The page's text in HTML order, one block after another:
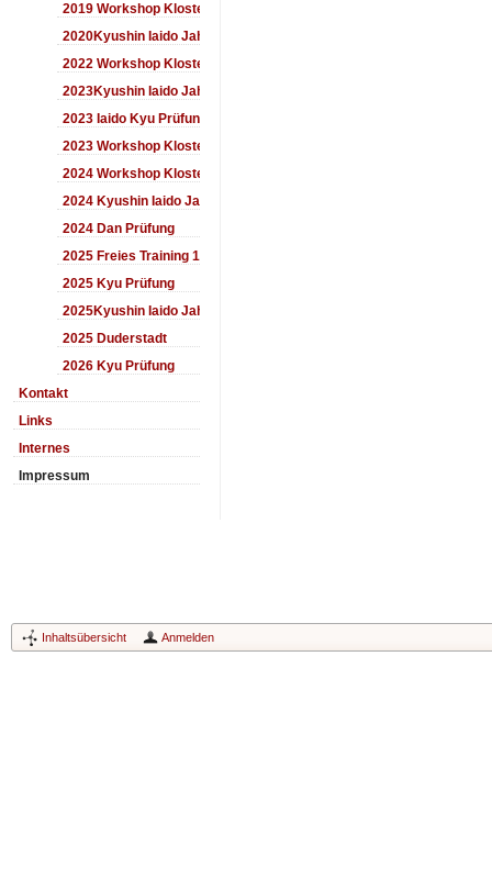
2019 Workshop Kloster Duderstadt
2020Kyushin Iaido Jahrestreffen
2022 Workshop Kloster Duderstadt
2023Kyushin Iaido Jahrestreffen
2023 Iaido Kyu Prüfung
2023 Workshop Kloster Duderstadt
2024 Workshop Kloster Duderstadt
2024 Kyushin Iaido Jahrestreffen
2024 Dan Prüfung
2025 Freies Training 17:00-18:00 Uhr
2025 Kyu Prüfung
2025Kyushin Iaido Jahrestreffen
2025 Duderstadt
2026 Kyu Prüfung
Kontakt
Links
Internes
Impressum
Inhaltsübersicht Anmelden